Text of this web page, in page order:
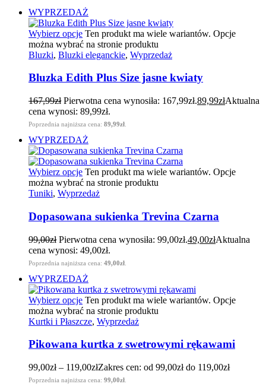
WYPRZEDAŻ
Wybierz opcje Ten produkt ma wiele wariantów. Opcje
można wybrać na stronie produktu
Bluzki, Bluzki eleganckie, Wyprzedaż
Bluzka Edith Plus Size jasne kwiaty
167,99zł Pierwotna cena wynosiła: 167,99zł.89,99złAktualna
cena wynosi: 89,99zł.
Poprzednia najniższa cena: 89,99zł
WYPRZEDAŻ
Wybierz opcje Ten produkt ma wiele wariantów. Opcje
można wybrać na stronie produktu
Tuniki, Wyprzedaż
Dopasowana sukienka Trevina Czarna
99,00zł Pierwotna cena wynosiła: 99,00zł.49,00złAktualna
cena wynosi: 49,00zł.
Poprzednia najniższa cena: 49,00zł
WYPRZEDAŻ
Wybierz opcje Ten produkt ma wiele wariantów. Opcje
można wybrać na stronie produktu
Kurtki i Płaszcze, Wyprzedaż
Pikowana kurtka z swetrowymi rękawami
99,00zł – 119,00złZakres cen: od 99,00zł do 119,00zł
Poprzednia najniższa cena: 99,00zł